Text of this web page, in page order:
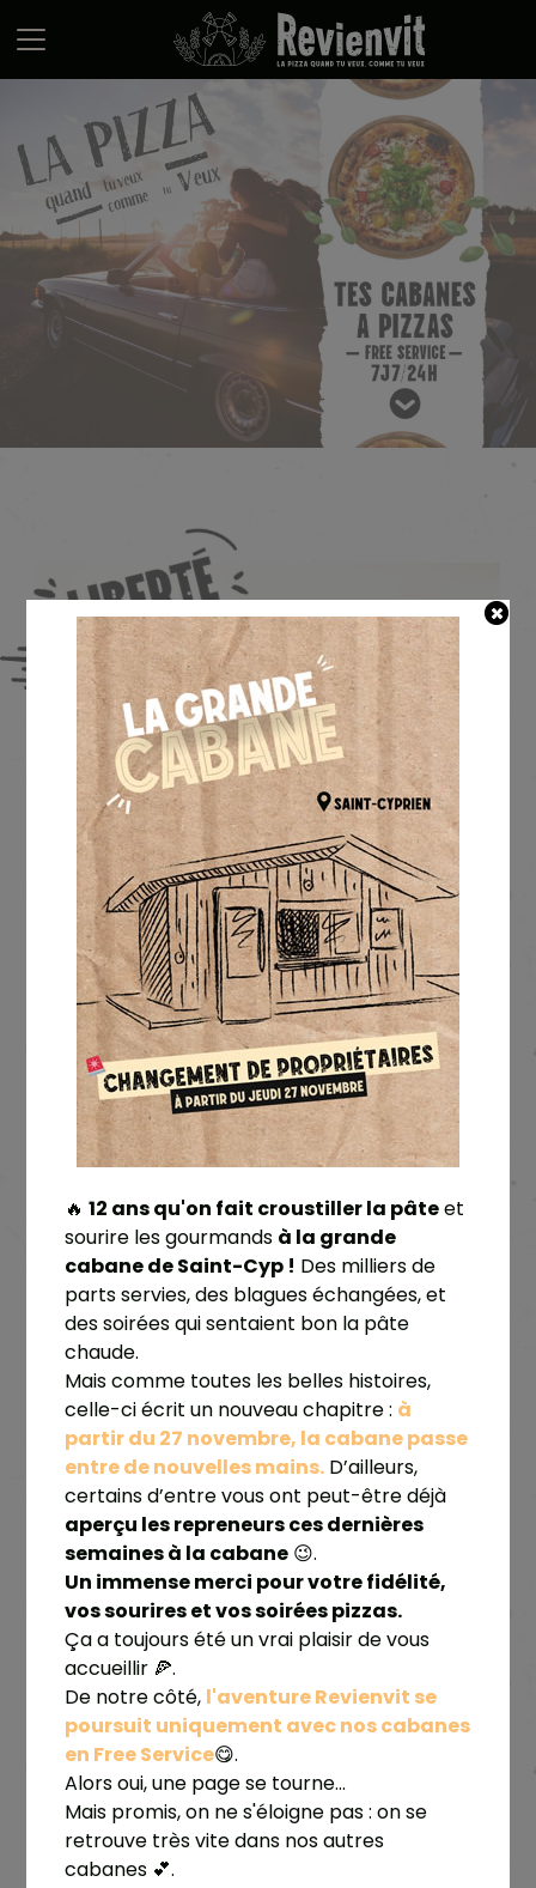
🔥12 ans qu'on fait croustiller la pâteet
sourire les gourmandsà la grande
cabane de Saint-Cyp ! Des milliers de
parts servies, des blagues échangées, et
des soirées qui sentaient bon la pâte
chaude.
Mais comme toutes les belles histoires,
celle-ci écrit un nouveau chapitre : à
partir du 27 novembre, la cabane passe
entre de nouvelles mains.D’ailleurs,
certains d’entre vous ont peut-être déjà
aperçu les repreneurs ces dernières
semaines à la cabane😉.
Un immense merci pour votre fidélité,
vos sourires et vos soirées pizzas.
Ça a toujours été un vrai plaisir de vous
accueillir 🍕.
De notre côté,l'aventure Revienvit se
poursuit uniquement avec nos cabanes
en Free Service😋.
Alors oui, une page se tourne...
Mais promis, on ne s'éloigne pas : on se
retrouve très vite dans nos autres
cabanes 💕.
NOTRE CONCEPT
Découvre notre cabane à pizzas à emporter,
chaudes et froides, en free service 24h/24 et
7j/7. Nos pizzas sont artisanales, cuites au feu de
bois et créées par notre maître artisan pizzaïolo
diplômé.
Choisis parmi une sélection de pizzas, comme la
pizza margarita, la pizza piquante (à la spianata
piccante italienne) ou une pizza originale au
magret de canard. Une fois ton choix fait, ta pizza
est prête en quelques minutes. Prête à être
dégustée chaude ou à réchauffer plus tard à la
maison.
Nous utilisons des ingrédients de qualité
supérieure pour t'offrir une expérience gustative
exceptionnelle.
Alors, viens découvrir notre cabane à pizzas et
profite de la praticité, de la saveur et de la
qualité de nos pizzas.
Panneau de gestion des cookies